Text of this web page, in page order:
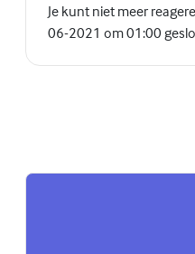
Je kunt niet meer
06-2021 om 01:00